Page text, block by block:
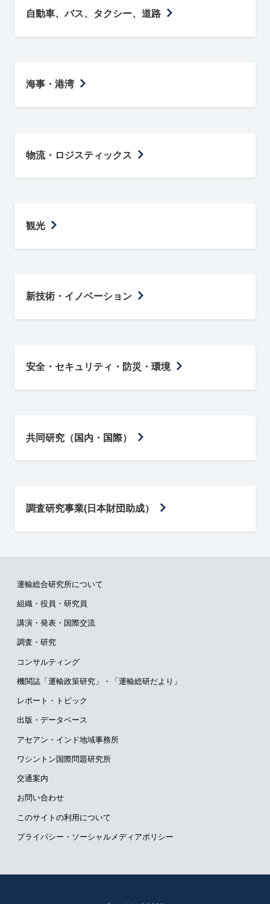
自動車、バス、タクシー、道路
海事・港湾
物流・ロジスティックス
観光
新技術・イノベーション
安全・セキュリティ・防災・環境
共同研究（国内・国際）
調査研究事業(日本財団助成）
運輸総合研究所について
組織・役員・研究員
講演・発表・国際交流
調査・研究
コンサルティング
機関誌「運輸政策研究」・ 「運輸総研だより」
レポート・トピック
出版・データベース
アセアン・インド地域事務所
ワシントン国際問題研究所
交通案内
お問い合わせ
このサイトの利用について
プライバシー・ソーシャルメディアポリシー